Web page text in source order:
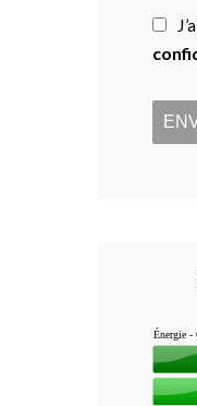
Énergie -